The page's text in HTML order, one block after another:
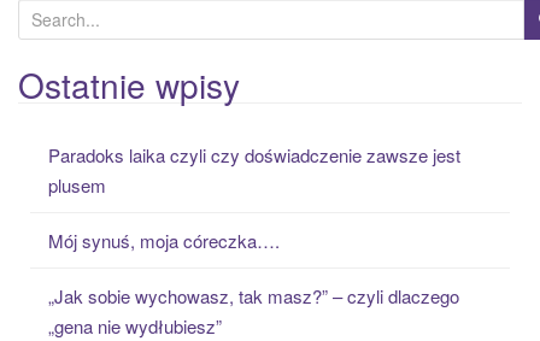
e
a
r
Ostatnie wpisy
Paradoks laika czyli czy doświadczenie zawsze jest
plusem
Mój synuś, moja córeczka….
„Jak sobie wychowasz, tak masz?” – czyli dlaczego
„gena nie wydłubiesz”